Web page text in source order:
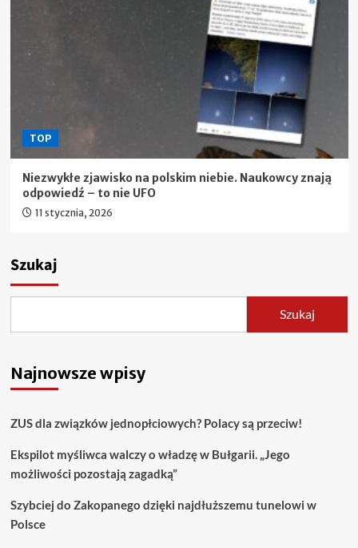
TOP
Niezwykłe zjawisko na polskim niebie. Naukowcy znają
odpowiedź – to nie UFO
11 stycznia, 2026
Szukaj
Szukaj
Najnowsze wpisy
ZUS dla związków jednopłciowych? Polacy są przeciw!
Ekspilot myśliwca walczy o władzę w Bułgarii. „Jego
możliwości pozostają zagadką”
Szybciej do Zakopanego dzięki najdłuższemu tunelowi w
Polsce